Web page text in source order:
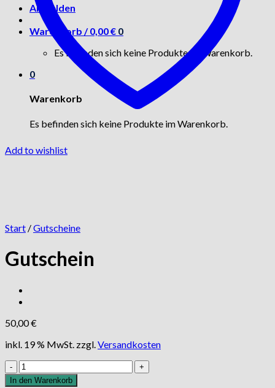
Anmelden
Warenkorb /0,00€ 0
Es befinden sich keine Produkte im Warenkorb.
0
Warenkorb
Es befinden sich keine Produkte im Warenkorb.
Add to wishlist
Start /Gutscheine
Gutschein
50,00€
inkl. 19 % MwSt. zzgl.Versandkosten
Gutschein
Menge
In den Warenkorb